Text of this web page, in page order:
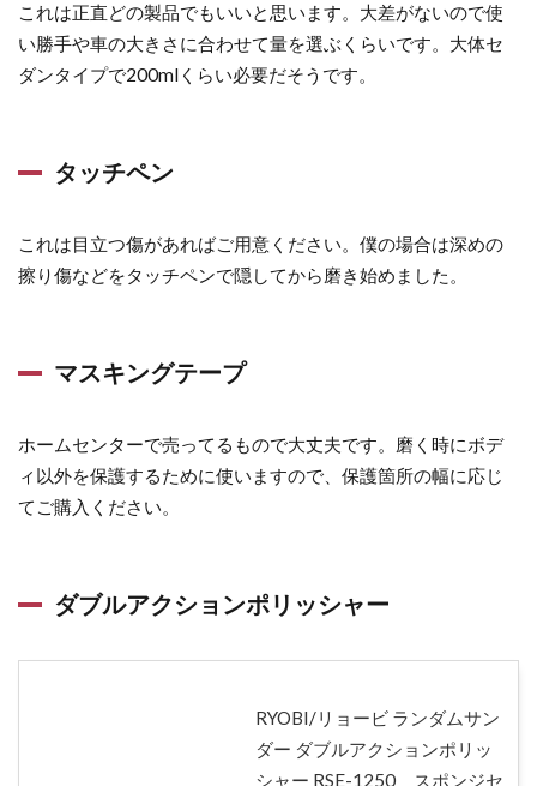
メンテ
ナンス
剤
く
3.1
鉄粉
3.3
タッ
チペ
キン
グ
3.4
これは正直どの製品でもいいと思います。大差がないので使
い勝手や車の大きさに合わせて量を選ぶくらいです。大体セ
ダンタイプで200mlくらい必要だそうです。
タッチペン
これは目立つ傷があればご用意ください。僕の場合は深めの
擦り傷などをタッチペンで隠してから磨き始めました。
マスキングテープ
ホームセンターで売ってるもので大丈夫です。磨く時にボデ
ィ以外を保護するために使いますので、保護箇所の幅に応じ
てご購入ください。
ダブルアクションポリッシャー
RYOBI/リョービ ランダムサン
ダー ダブルアクションポリッ
シャー RSE-1250 スポンジセ